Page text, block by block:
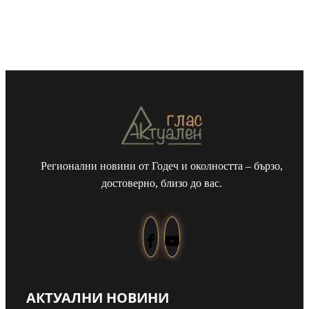
Регионални новини от Годеч и околността – бързо,
достоверно, близо до вас.
АКТУАЛНИ НОВИНИ